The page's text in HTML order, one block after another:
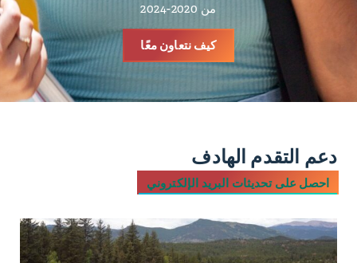
من 2020-2024
كيف نتعاون معًا
دعم التقدم الهادف
احصل على تحديثات البريد الإلكتروني